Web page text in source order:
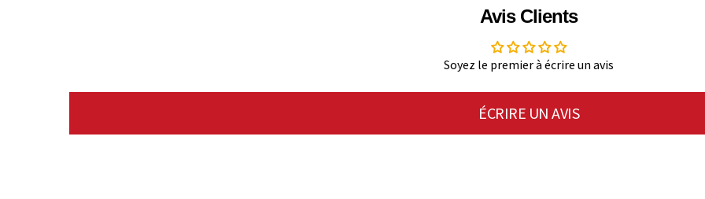
Avis Clients
Soyez le premier à écrire un avis
ÉCRIRE UN AVIS